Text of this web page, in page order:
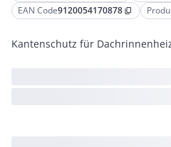
EAN Code9120054170878 content_copy
Kantenschutz für